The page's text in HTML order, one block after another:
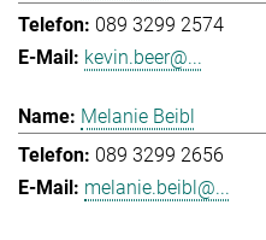
089 3299 2574
kevin.beer@...
Melanie Beibl
089 3299 2656
melanie.beibl@...